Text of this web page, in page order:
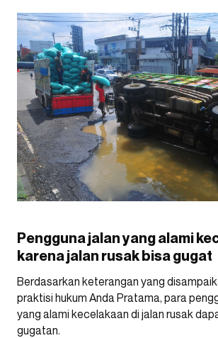
Pengguna jalan yang alami
karena jalan rusak bisa gugat
Berdasarkan keterangan yang
praktisi hukum Anda Pratama, para
yang alami kecelakaan di jalan rusak
gugatan.